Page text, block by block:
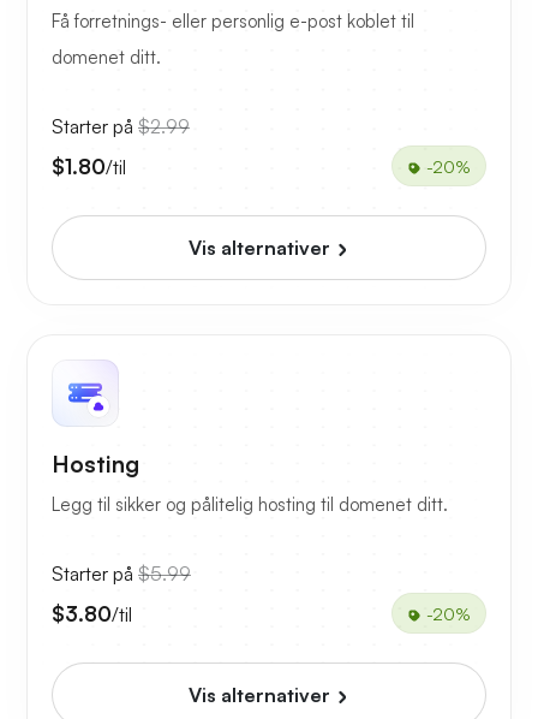
Få forretnings- eller personlig e-post koblet til
domenet ditt.
Starter på $2.99
$1.80/til -20%
Vis alternativer
Hosting
Legg til sikker og pålitelig hosting til domenet ditt.
Starter på $5.99
$3.80/til -20%
Vis alternativer